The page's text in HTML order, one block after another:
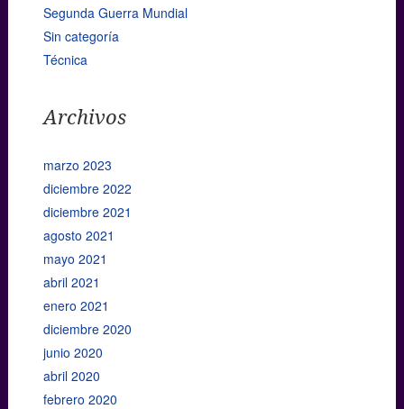
Segunda Guerra Mundial
Sin categoría
Técnica
Archivos
marzo 2023
diciembre 2022
diciembre 2021
agosto 2021
mayo 2021
abril 2021
enero 2021
diciembre 2020
junio 2020
abril 2020
febrero 2020